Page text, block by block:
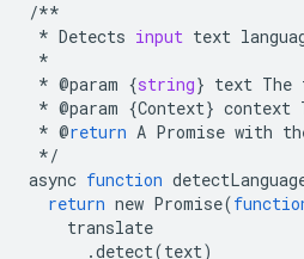
/**
* Detects input text
*
* @param {string} text The
* @param {Context} context
* @return A Promise with
*/
async function
return new Promise(
translate
.detect(text)